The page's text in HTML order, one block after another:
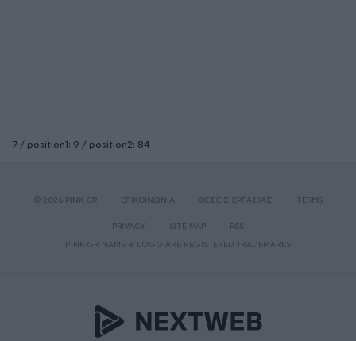
7 / position1: 9 / position2: 84
© 2026 PINK.GR ΕΠΙΚΟΙΝΩΝΙΑ ΘΕΣΕΙΣ ΕΡΓΑΣΙΑΣ TERMS
PRIVACY SITE MAP
RSS
PINK.GR NAME & LOGO ARE REGISTERED TRADEMARKS